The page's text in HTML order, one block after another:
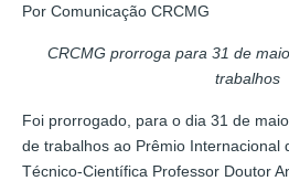
Por Comunicação CRCMG
CRCMG prorroga para 31 de
trabalhos
Foi prorrogado, para o dia 31 de
de trabalhos ao Prêmio Internacional
Técnico-Científica Professor Doutor